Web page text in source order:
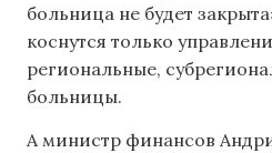
больница не будет
коснутся только
региональные,
больницы.
А министр финансов